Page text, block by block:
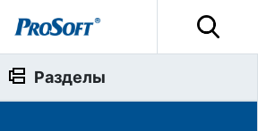
Разделы